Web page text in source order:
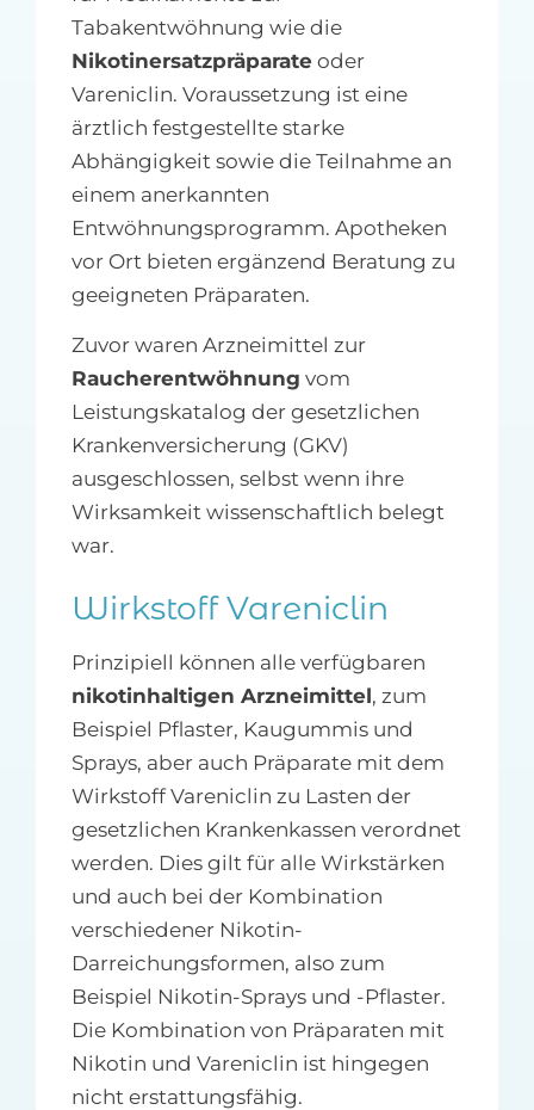
Tabakentwöhnung wie die
Nikotinersatzpräparateoder
Vareniclin. Voraussetzung ist eine
ärztlich festgestellte starke
Abhängigkeit sowie die Teilnahme an
einem anerkannten
Entwöhnungsprogramm. Apotheken
vor Ort bieten ergänzend Beratung zu
geeigneten Präparaten.
Zuvor waren Arzneimittel zur
Raucherentwöhnung vom
Leistungskatalog der gesetzlichen
Krankenversicherung (GKV)
ausgeschlossen, selbst wenn ihre
Wirksamkeit wissenschaftlich belegt
war.
Wirkstoff Vareniclin
Prinzipiell können alle verfügbaren
nikotinhaltigen Arzneimittel, zum
Beispiel Pflaster, Kaugummis und
Sprays, aber auch Präparate mit dem
Wirkstoff Vareniclin zu Lasten der
gesetzlichen Krankenkassen verordnet
werden. Dies gilt für alle Wirkstärken
und auch bei der Kombination
verschiedener Nikotin-
Darreichungsformen, also zum
Beispiel Nikotin-Sprays und -Pflaster.
Die Kombination von Präparaten mit
Nikotin und Vareniclin ist hingegen
nicht erstattungsfähig.